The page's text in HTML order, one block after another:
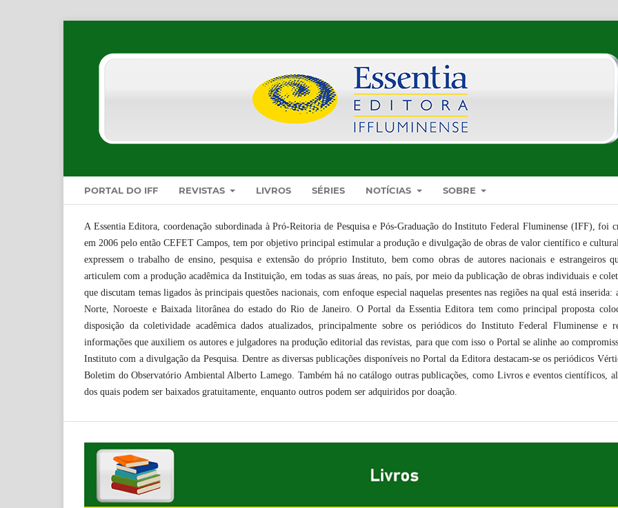
PORTAL DO IFF REVISTAS LIVROS SÉRIES NOTÍCIAS SOBRE
A Essentia Editora, coordenação subordinada à Pró-Reitoria de Pesquisa e Pós-Graduação do Instituto Federal Fluminense (IFF), foi
em 2006 pelo então CEFET Campos, tem por objetivo principal estimular a produção e divulgação de obras de valor científico e
expressem o trabalho de ensino, pesquisa e extensão do próprio Instituto, bem como obras de autores nacionais e estrangeiros
articulem com a produção acadêmica da Instituição, em todas as suas áreas, no país, por meio da publicação de obras individuais e
que discutam temas ligados às principais questões nacionais, com enfoque especial naquelas presentes nas regiões na qual está inserida:
Norte, Noroeste e Baixada litorânea do estado do Rio de Janeiro. O Portal da Essentia Editora tem como principal proposta
disposição da coletividade acadêmica dados atualizados, principalmente sobre os periódicos do Instituto Federal Fluminense e
informações que auxiliem os autores e julgadores na produção editorial das revistas, para que com isso o Portal se alinhe ao
Instituto com a divulgação da Pesquisa. Dentre as diversas publicações disponíveis no Portal da Editora destacam-se os periódicos
Boletim do Observatório Ambiental Alberto Lamego. Também há no catálogo outras publicações, como Livros e eventos científicos,
dos quais podem ser baixados gratuitamente, enquanto outros podem ser adquiridos por doação.